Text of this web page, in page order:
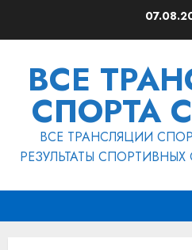
ВСЕ
СПОРТА
ВСЕ ТРАНСЛЯЦИИ
РЕЗУЛЬТАТЫ